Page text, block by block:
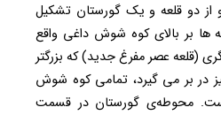
از دو قلعه و یک گورستان تشکیل
ها بر بالای کوه شوش داغی واقع
(قلعه عصر مفرغ جدید) که بزرگتر
در بر می گیرد، تمامی کوه شوش
است. محوطه‌ی گورستان در قسمت